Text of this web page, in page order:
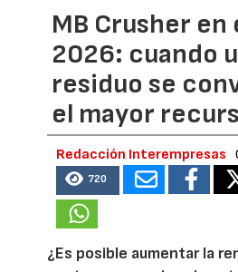
MB Crusher en
2026: cuando
residuo se
el mayor
Redacción Interempresas
720
¿Es posible aumentar la